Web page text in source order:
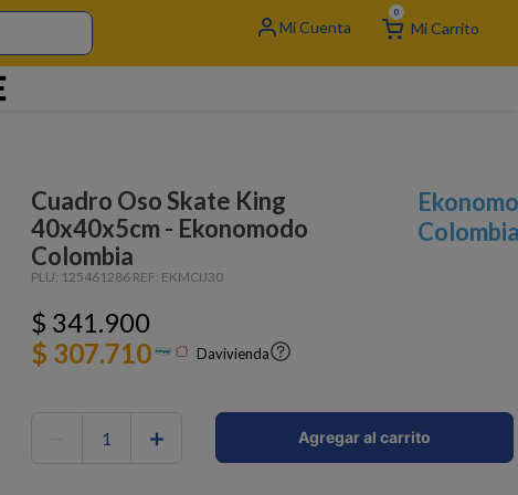
0
Cuadro Oso Skate King
40x40x5cm - Ekonomodo
Colombia
PLU: 125461286 REF: EKMCIJ30
$ 341.900
$ 307.710
Davivienda
＋ Agregar al carrito